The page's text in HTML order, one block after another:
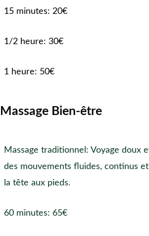
15 minutes: 20€
1/2 heure: 30€
1 heure: 50€
Massage Bien-être
Massage traditionnel: Voyage doux
des mouvements fluides, continus
la tête aux pieds.
60 minutes: 65€